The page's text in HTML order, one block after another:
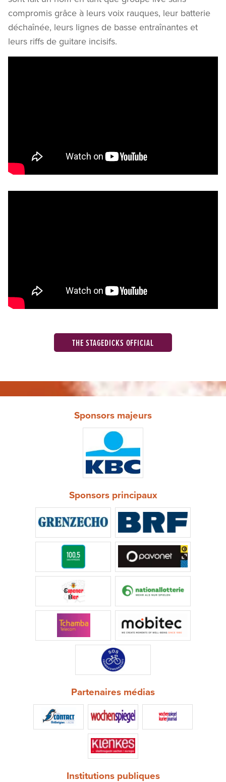
compromis grâce à leurs voix rauques, leur batterie
déchaînée, leurs lignes de basse entraînantes et
leurs riffs de guitare incisifs.
THE STAGEDICKS OFFICIAL
Sponsors majeurs
Sponsors principaux
Partenaires médias
Institutions publiques